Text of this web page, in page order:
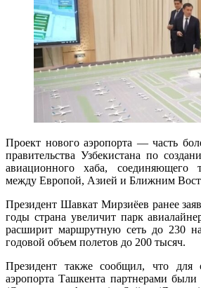
Проект нового аэропорта — часть
правительства Узбекистана по
авиационного хаба, соединяющего
между Европой, Азией и Ближним
Президент Шавкат Мирзиёев ранее
годы страна увеличит парк
расширит маршрутную сеть до 230
годовой объем полетов до 200 тысяч.
Президент также сообщил, что для
аэропорта Ташкента партнерами